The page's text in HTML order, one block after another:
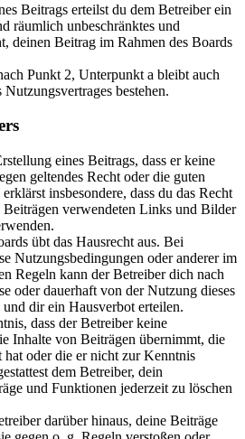
Beitrags erteilst du dem Betreiber ein
räumlich unbeschränktes und
deinen Beitrag im Rahmen des Boards
Punkt 2, Unterpunkt a bleibt auch
bestehen.
eines Beitrags, dass er keine
geltendes Recht oder die guten
insbesondere, dass du das Recht
Beiträgen verwendeten Links und Bilder
übt das Hausrecht aus. Bei
Nutzungsbedingungen oder anderer im
Regeln kann der Betreiber dich nach
oder dauerhaft von der Nutzung dieses
und dir ein Hausverbot erteilen.
dass der Betreiber keine
Inhalte von Beiträgen übernimmt, die
hat oder die er nicht zur Kenntnis
dem Betreiber, dein
und Funktionen jederzeit zu löschen
darüber hinaus, deine Beiträge